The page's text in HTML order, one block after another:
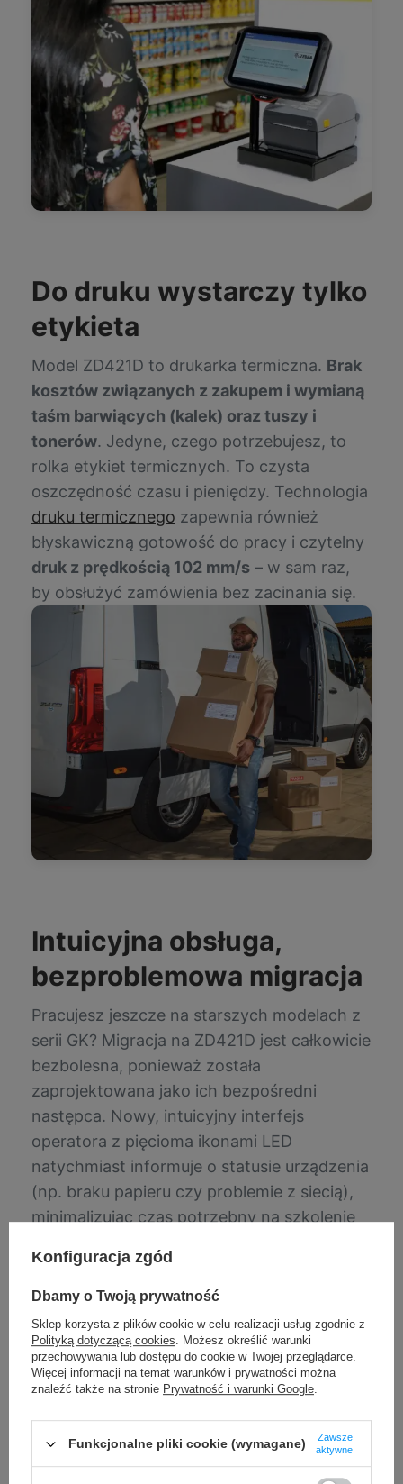
Do druku wystarczy tylko
etykieta
Model ZD421D to drukarka termiczna. Brak
kosztów związanych z zakupem i wymianą
taśm barwiących (kalek) oraz tuszy i
tonerów. Jedyne, czego potrzebujesz, to
rolka etykiet termicznych. To czysta
oszczędność czasu i pieniędzy. Technologia
druku termicznego zapewnia również
błyskawiczną gotowość do pracy i czytelny
druk z prędkością 102 mm/s – w sam raz,
by obsłużyć zamówienia bez zacinania się.
Intuicyjna obsługa,
bezproblemowa migracja
Pracujesz jeszcze na starszych modelach z
serii GK? Migracja na ZD421D jest całkowicie
bezbolesna, ponieważ została
zaprojektowana jako ich bezpośredni
następca. Nowy, intuicyjny interfejs
operatora z pięcioma ikonami LED
natychmiast informuje o statusie urządzenia
(np. braku papieru czy problemie z siecią),
minimalizując czas potrzebny na szkolenie
jest prosta i zajmuje dosłownie sekundy –
wystarczy otworzyć pokrywę, wyciągnąć
rolkę i założyć nową lub w innym
rozmiarze.
Konfiguracja zgód
Dbamy o Twoją prywatność
Sklep korzysta z plików cookie w celu realizacji usług zgodnie z
Polityką dotyczącą cookies. Możesz określić warunki
przechowywania lub dostępu do cookie w Twojej przeglądarce.
Więcej informacji na temat warunków i prywatności można
znaleźć także na stronie Prywatność i warunki Google.
Funkcjonalne pliki cookie (wymagane)
Zawsze
aktywne